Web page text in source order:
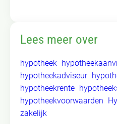
Lees meer over
hypotheek
hypotheekadviseur
hypotheekrente
hypotheekvoorwaarden
zakelijk